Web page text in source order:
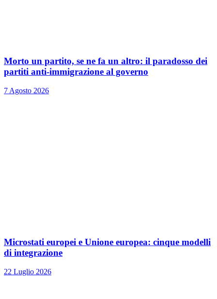
Morto un partito, se ne fa un altro: il paradosso dei
partiti anti-immigrazione al governo
7 Agosto 2026
Microstati europei e Unione europea: cinque modelli
di integrazione
22 Luglio 2026